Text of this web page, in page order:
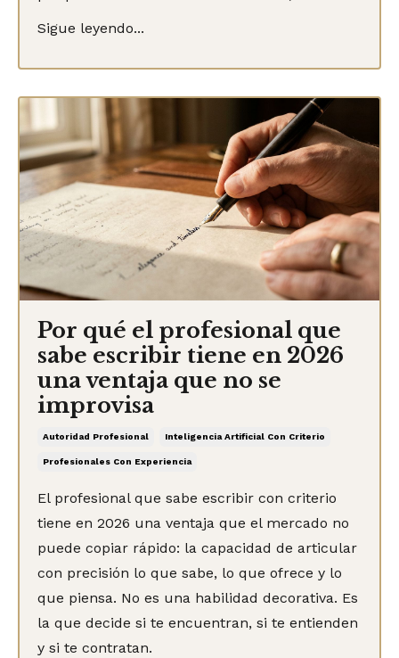
Sigue leyendo...
Por qué el profesional que
sabe escribir tiene en 2026
una ventaja que no se
improvisa
Autoridad Profesional Inteligencia Artificial Con Criterio
Profesionales Con Experiencia
El profesional que sabe escribir con criterio
tiene en 2026 una ventaja que el mercado no
puede copiar rápido: la capacidad de articular
con precisión lo que sabe, lo que ofrece y lo
que piensa. No es una habilidad decorativa. Es
la que decide si te encuentran, si te entienden
y si te contratan.